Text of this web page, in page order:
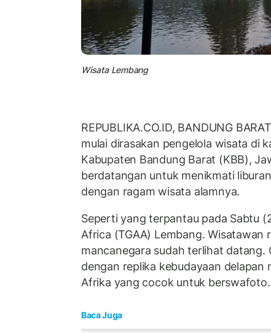
Wisata Lembang
REPUBLIKA.CO.ID, BANDUNG BARAT
mulai dirasakan pengelola wisata di
Kabupaten Bandung Barat (KBB),
berdatangan untuk menikmati
dengan ragam wisata alamnya.
Seperti yang terpantau pada Sabtu
Africa (TGAA) Lembang.
mancanegara sudah terlihat datang.
dengan replika kebudayaan delapan
Afrika yang cocok untuk berswafoto.
Baca Juga